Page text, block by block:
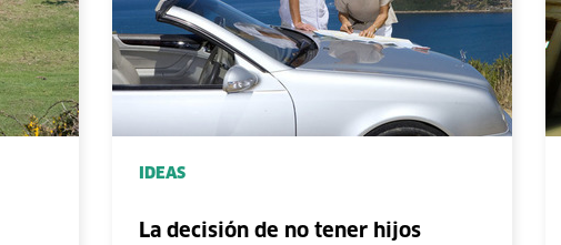
IDEAS
La decisión de no tener hijos